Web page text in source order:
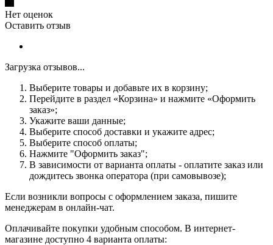
Нет оценок
Оставить отзыв
Загрузка отзывов...
Выберите товары и добавьте их в корзину;
Перейдите в раздел «Корзина» и нажмите «Оформить
заказ»;
Укажите ваши данные;
Выберите способ доставки и укажите адрес;
Выберите способ оплаты;
Нажмите "Оформить заказ";
В зависимости от варианта оплаты - оплатите заказ или
дождитесь звонка оператора (при самовывозе);
Если возникли вопросы с оформлением заказа, пишите
менеджерам в онлайн-чат.
Оплачивайте покупки удобным способом. В интернет-
магазине доступно 4 варианта оплаты: